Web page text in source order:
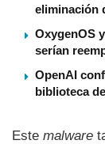
eliminación
OxygenOS
serían
OpenAI
biblioteca
Este malware